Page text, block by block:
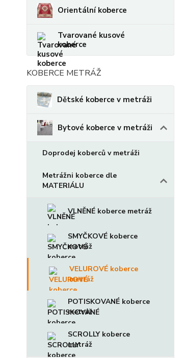
Orientální koberce
Tvarované kusové
koberce
KOBERCE METRÁŽ
Dětské koberce v metráži
Bytové koberce v metráži
Doprodej koberců v metráži
Metrážni koberce dle
MATERIÁLU
VLNĚNÉ koberce metráž
SMYČKOVÉ koberce
metráž
VELUROVÉ koberce
metráž
POTISKOVANÉ koberce
metráž
SCROLLY koberce
metráž